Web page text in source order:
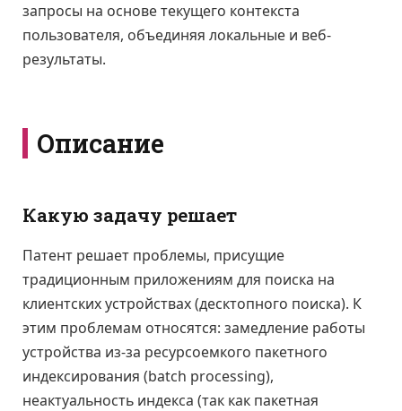
запросы на основе текущего контекста
пользователя, объединяя локальные и веб-
результаты.
Описание
Какую задачу решает
Патент решает проблемы, присущие
традиционным приложениям для поиска на
клиентских устройствах (десктопного поиска). К
этим проблемам относятся: замедление работы
устройства из-за ресурсоемкого пакетного
индексирования (batch processing),
неактуальность индекса (так как пакетная